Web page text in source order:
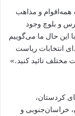
همه‌اقوام و مذاهب
و بلوچ وجود
این حال ما می‌گوییم
انتخابات ریاست
مختلف تائید کنید.»
کردستان،
خراسان‌جنوبی و